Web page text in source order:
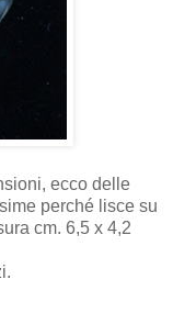
ecco delle
perché lisce su
cm. 6,5 x 4,2